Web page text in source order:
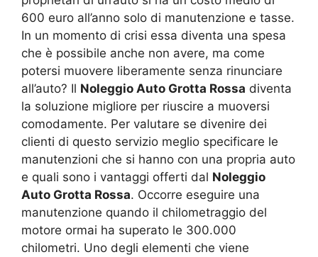
600 euro all’anno solo di manutenzione e tasse.
In un momento di crisi essa diventa una spesa
che è possibile anche non avere, ma come
potersi muovere liberamente senza rinunciare
all’auto? Il Noleggio Auto Grotta Rossa diventa
la soluzione migliore per riuscire a muoversi
comodamente. Per valutare se divenire dei
clienti di questo servizio meglio specificare le
manutenzioni che si hanno con una propria auto
e quali sono i vantaggi offerti dal Noleggio
Auto Grotta Rossa. Occorre eseguire una
manutenzione quando il chilometraggio del
motore ormai ha superato le 300.000
chilometri. Uno degli elementi che viene